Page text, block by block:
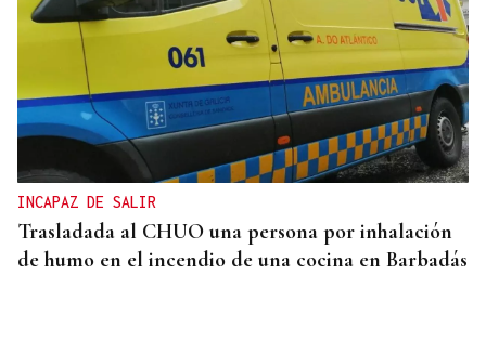
INCAPAZ DE SALIR
Trasladada al CHUO una persona por inhalación
de humo en el incendio de una cocina en Barbadás